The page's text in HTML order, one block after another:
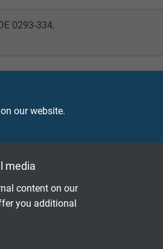
our website.
media
content on our
you additional
0293-334,